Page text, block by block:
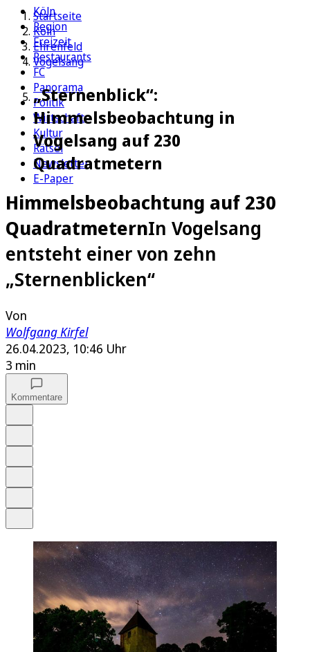
Köln
Region
Freizeit
Restaurants
FC
Panorama
Politik
Wirtschaft
Kultur
Rätsel
Newsletter
E-Paper
Startseite
Köln
Ehrenfeld
Vogelsang
„Sternenblick“:
Himmelsbeobachtung in
Vogelsang auf 230
Quadratmetern
Himmelsbeobachtung auf 230
QuadratmeternIn Vogelsang
entsteht einer von zehn
„Sternenblicken“
Von
Wolfgang Kirfel
26.04.2023, 10:46 Uhr
3 min
Kommentare